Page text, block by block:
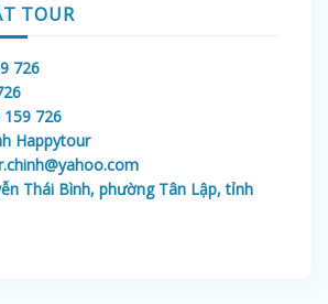
TOUR
726
159 726
Happytour
Thái Bình, phường Tân Lập, tỉnh